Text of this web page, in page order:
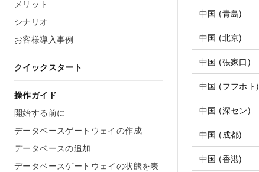
メリット
シナリオ
お客様導入事例
クイックスタート
操作ガイド
開始する前に
データベースゲートウェイの作成
データベースの追加
データベースゲートウェイの状態を表
中国 (青島)
中国 (北京)
中国 (張家口)
中国 (フフホト)
中国 (深セン)
中国 (成都)
中国 (香港)